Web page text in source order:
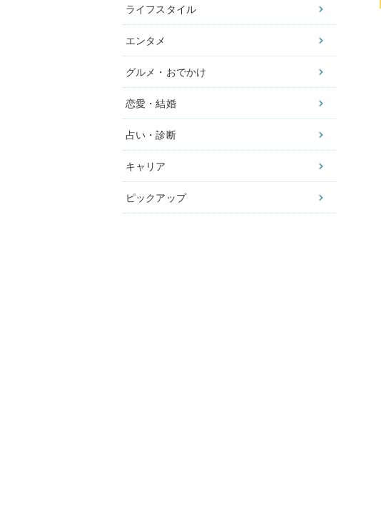
ライフスタイル
エンタメ
グルメ・おでかけ
恋愛・結婚
占い・診断
キャリア
ピックアップ